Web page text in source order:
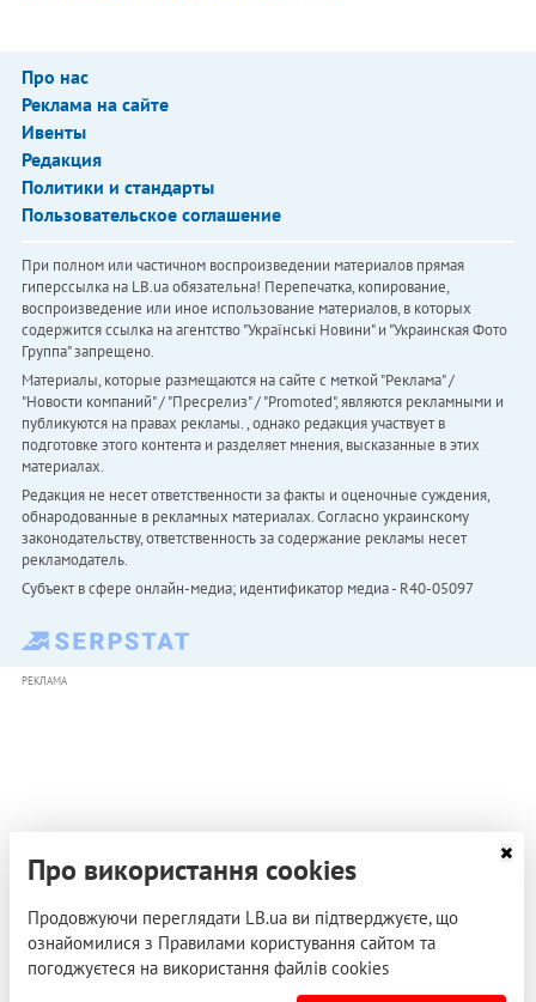
Про нас
Реклама на сайте
Ивенты
Редакция
Политики и стандарты
Пользовательское соглашение
При полном или частичном воспроизведении материалов прямая
гиперссылка на LB.ua обязательна! Перепечатка, копирование,
воспроизведение или иное использование материалов, в которых
содержится ссылка на агентство "Українськi Новини" и "Украинская Фото
Группа" запрещено.
Материалы, которые размещаются на сайте с меткой "Реклама" /
"Новости компаний" / "Пресрелиз" / "Promoted", являются рекламными и
публикуются на правах рекламы. , однако редакция участвует в
подготовке этого контента и разделяет мнения, высказанные в этих
материалах.
Редакция не несет ответственности за факты и оценочные суждения,
обнародованные в рекламных материалах. Согласно украинскому
законодательству, ответственность за содержание рекламы несет
рекламодатель.
Субъект в сфере онлайн-медиа; идентификатор медиа - R40-05097
РЕКЛАМА
Про використання cookies
Продовжуючи переглядати LB.ua ви підтверджуєте, що
ознайомилися з Правилами користування сайтом та
погоджуєтеся на використання файлів cookies